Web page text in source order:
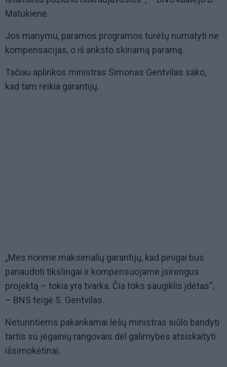
Matukienė.
Jos manymu, paramos programos turėtų numatyti ne
kompensacijas, o iš anksto skiriamą paramą.
Tačiau aplinkos ministras Simonas Gentvilas sako,
kad tam reikia garantijų.
„Mes norime maksimalių garantijų, kad pinigai bus
panaudoti tikslingai ir kompensuojame įsirengus
projektą – tokia yra tvarka. Čia toks saugiklis įdėtas“,
– BNS teigė S. Gentvilas.
Neturintiems pakankamai lėšų ministras siūlo bandyti
tartis su jėgainių rangovais dėl galimybės atsiskaityti
išsimokėtinai.